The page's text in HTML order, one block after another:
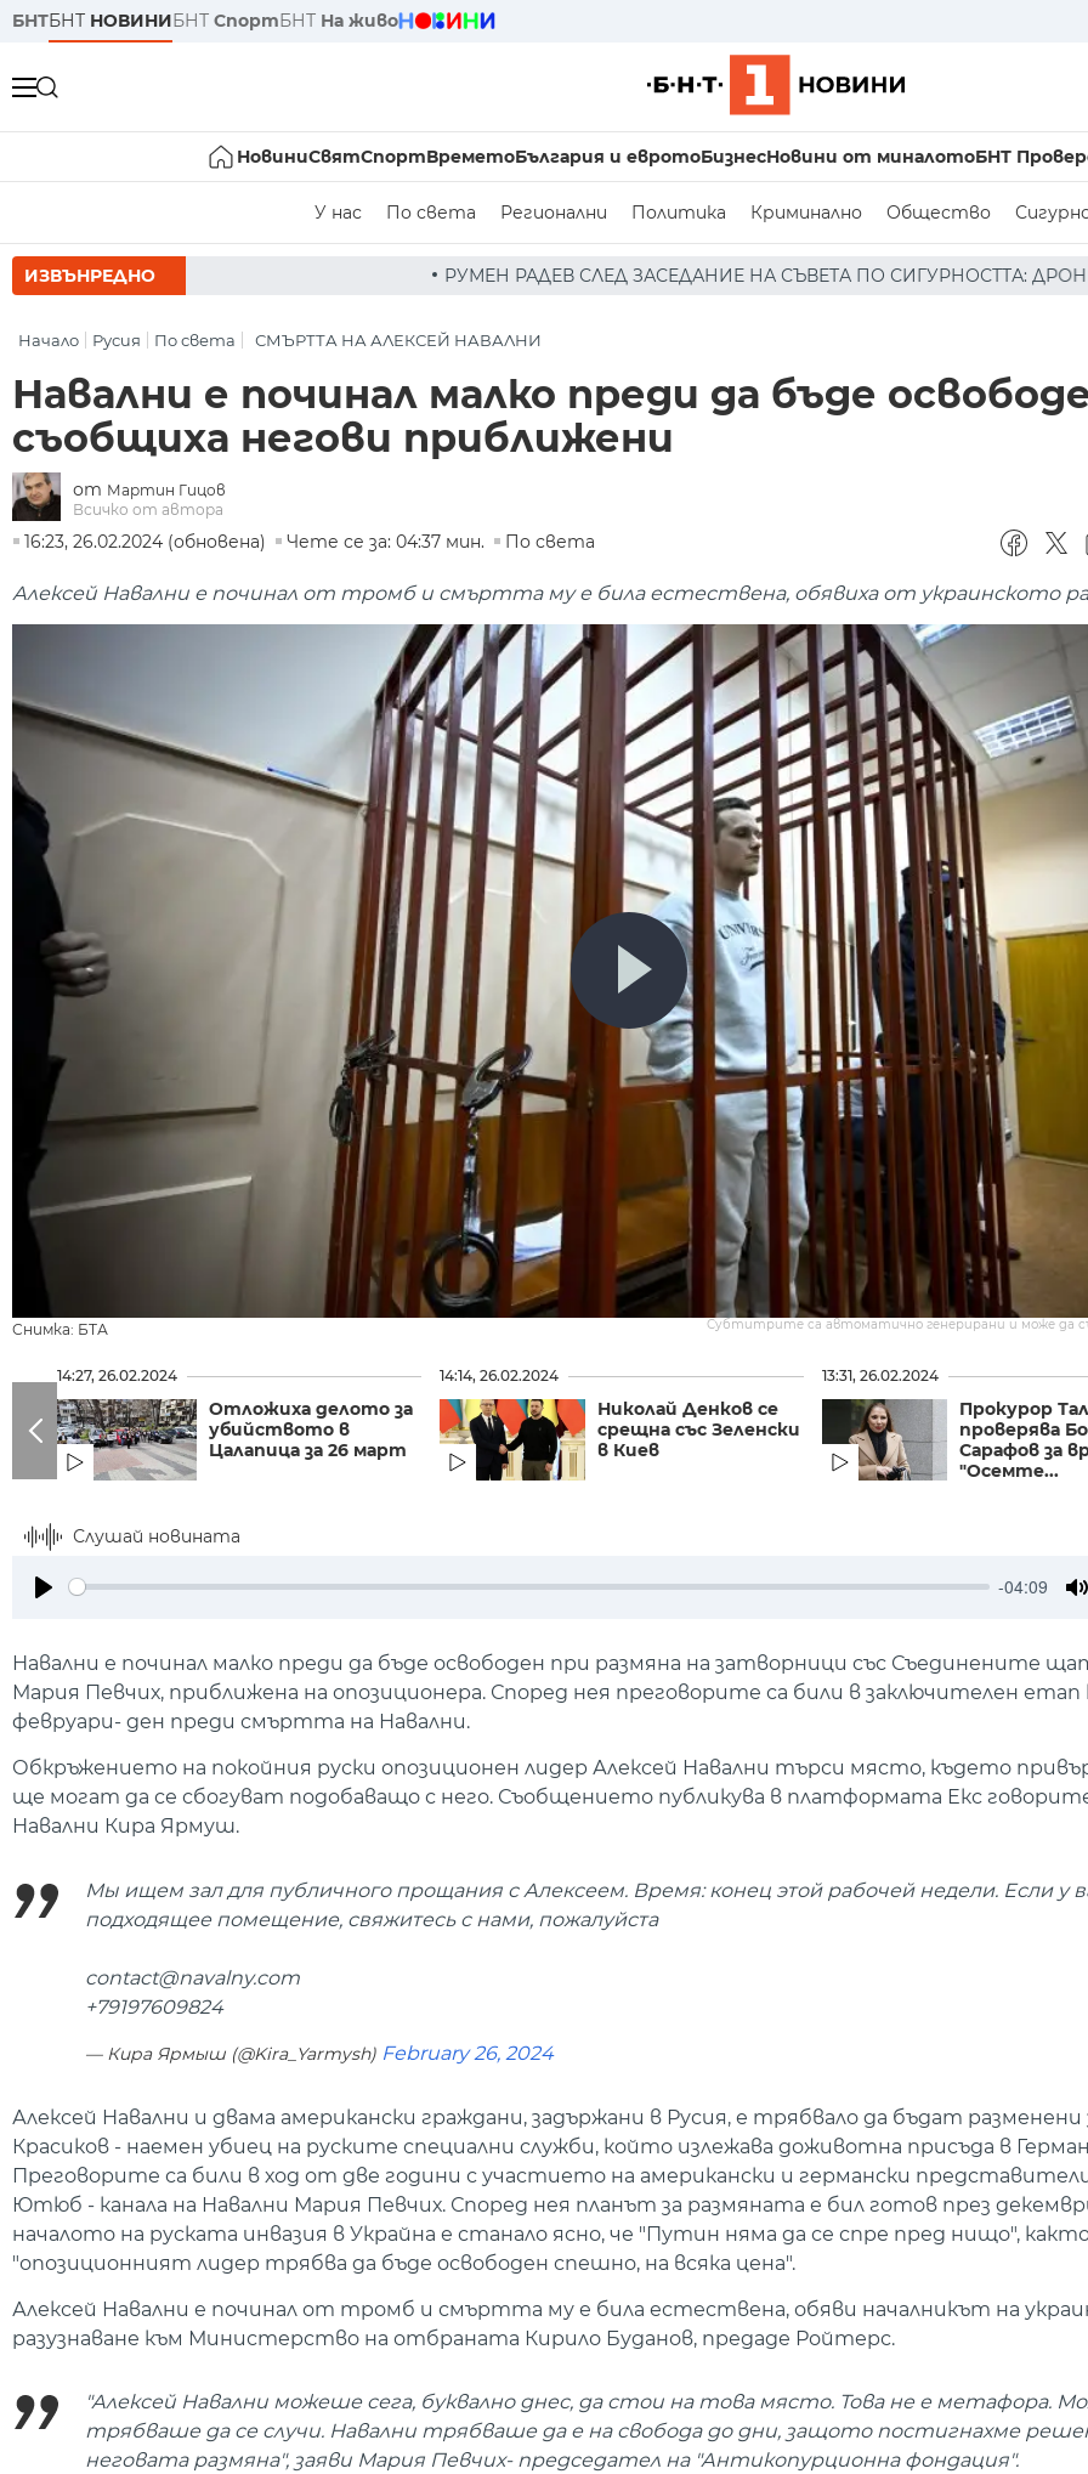
БНТБНТ НОВИНИБНТ СпортБНТ На живо
НовиниСвятСпортВреметоБългария и евротоБизнесНовини от миналотоБНТ
У нас По света Регионални Политика Криминално Общество
ИЗВЪНРЕДНО РУМЕН РАДЕВ СЛЕД ЗАСЕДАНИЕ НА СЪВЕТА ПО СИГУРНОСТТА: ДРОН Е НАХЛУЛ В
Начало Русия По света СМЪРТТА НА АЛЕКСЕЙ НАВАЛНИ
Навални е починал малко преди да бъде
съобщиха негови приближени
от Мартин Гицов
Всичко от автора
16:23, 26.02.2024 (обновена)
Чете се за: 04:37 мин. По света
Алексей Навални е починал от тромб и смъртта му е била естествена, обявиха от украинското
Снимка: БТА Субтитрите са автоматично генерирани и може да
14:27, 26.02.2024
Отложиха делото за
убийството в
Цалапица за 26 март
14:14, 26.02.2024
Николай Денков се
срещна със Зеленски
в Киев
13:31, 26.02.2024
Прокурор
проверява
Сарафов за
"Осемте...
Слушай новината
-04:09
Навални е починал малко преди да бъде освободен при размяна на затворници със Съединените
Мария Певчих, приближена на опозиционера. Според нея преговорите са били в заключителен етап
февруари- ден преди смъртта на Навални.
Обкръжението на покойния руски опозиционен лидер Алексей Навални търси място, където
ще могат да се сбогуват подобаващо с него. Съобщението публикува в платформата Екс
Навални Кира Ярмуш.
Мы ищем зал для публичного прощания с Алексеем. Время: конец этой рабочей недели. Если у
подходящее помещение, свяжитесь с нами, пожалуйста
contact@navalny.com
+79197609824
— Кира Ярмыш (@Kira_Yarmysh) February 26, 2024
Алексей Навални и двама американски граждани, задържани в Русия, е трябвало да бъдат разменени
Красиков - наемен убиец на руските специални служби, който излежава доживотна присъда в
Преговорите са били в ход от две години с участието на американски и германски
Ютюб - канала на Навални Мария Певчих. Според нея планът за размяната е бил готов през
началото на руската инвазия в Украйна е станало ясно, че "Путин няма да се спре пред нищо",
"опозиционният лидер трябва да бъде освободен спешно, на всяка цена".
Алексей Навални е починал от тромб и смъртта му е била естествена, обяви началникът на
разузнаване към Министерство на отбраната Кирило Буданов, предаде Ройтерс.
"Алексей Навални можеше сега, буквално днес, да стои на това място. Това не е метафора.
трябваше да се случи. Навални трябваше да е на свобода до дни, защото постигнахме
неговата размяна", заяви Мария Певчих- председател на "Антикопурционна фондация".